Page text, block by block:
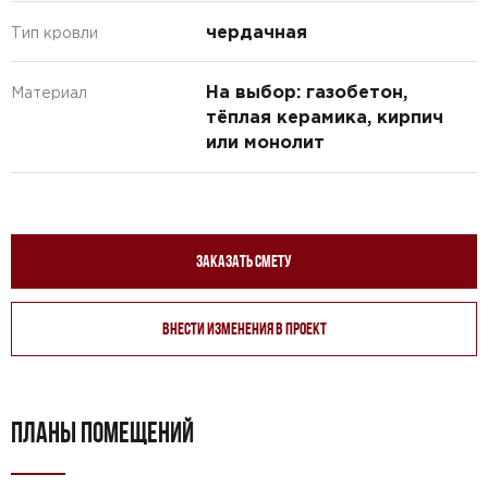
Тип кровли чердачная
Материал
На выбор: газобетон,
тёплая керамика, кирпич
или монолит
Заказать смету
Внести изменения в проект
ПЛАНЫ ПОМЕЩЕНИЙ